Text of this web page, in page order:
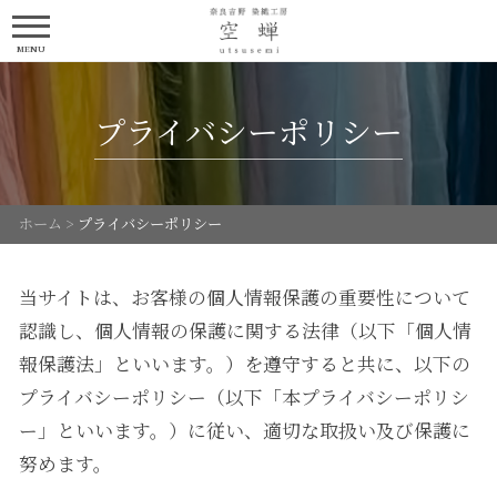
MENU
プライバシーポリシー
ホーム > プライバシーポリシー
当サイトは、お客様の個人情報保護の重要性について
認識し、個人情報の保護に関する法律（以下「個人情
報保護法」といいます。）を遵守すると共に、以下の
プライバシーポリシー（以下「本プライバシーポリシ
ー」といいます。）に従い、適切な取扱い及び保護に
努めます。